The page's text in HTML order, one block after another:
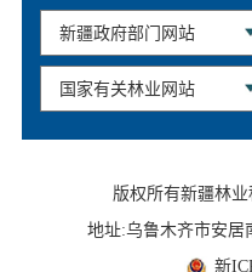
版权所有新疆林
地址:乌鲁木齐市安居
新